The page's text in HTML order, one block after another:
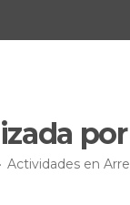
Actividades en